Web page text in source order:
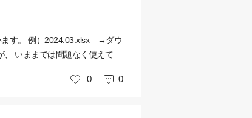
ます。 例）2024.03.xlsx →ダウ
いままでは問題なく使えてい
いいね
0 0